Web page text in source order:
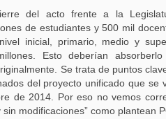
del acto frente a la
de estudiantes y 500 mil
inicial, primario, medio y
Esto deberían absorberlo
Se trata de puntos
del proyecto unificado que se
de 2014. Por eso no vemos
modificaciones” como plantean